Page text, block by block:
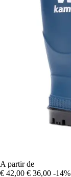
A partir de
€ 42,00 € 36,00 -14%